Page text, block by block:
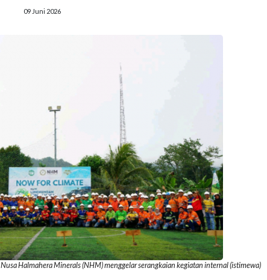
09 Juni 2026
Halmahera Minerals (NHM) menggelar serangkaian kegiatan internal (istimewa)